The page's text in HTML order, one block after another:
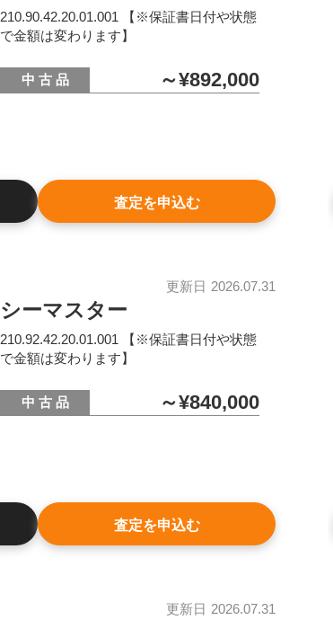
210.90.42.20.01.001 【※保証書日付や状態
で金額は変わります】
中 古 品 ～¥892,000
査定を申込む
更新日 2026.07.31
シーマスター
210.92.42.20.01.001 【※保証書日付や状態
で金額は変わります】
中 古 品 ～¥840,000
査定を申込む
更新日 2026.07.31